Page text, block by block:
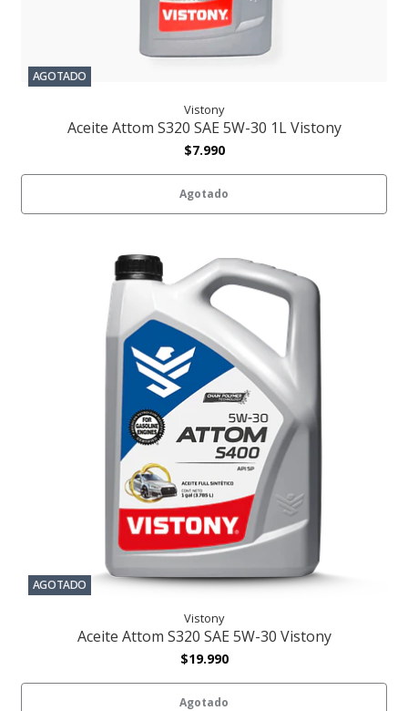
AGOTADO
Vistony
Aceite Attom S320 SAE 5W-30 1L Vistony
$7.990
Agotado
AGOTADO
Vistony
Aceite Attom S320 SAE 5W-30 Vistony
$19.990
Agotado